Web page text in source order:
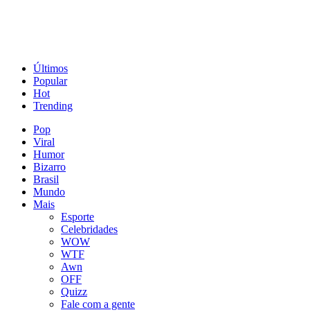
Últimos
Popular
Hot
Trending
Pop
Viral
Humor
Bizarro
Brasil
Mundo
Mais
Esporte
Celebridades
WOW
WTF
Awn
OFF
Quizz
Fale com a gente